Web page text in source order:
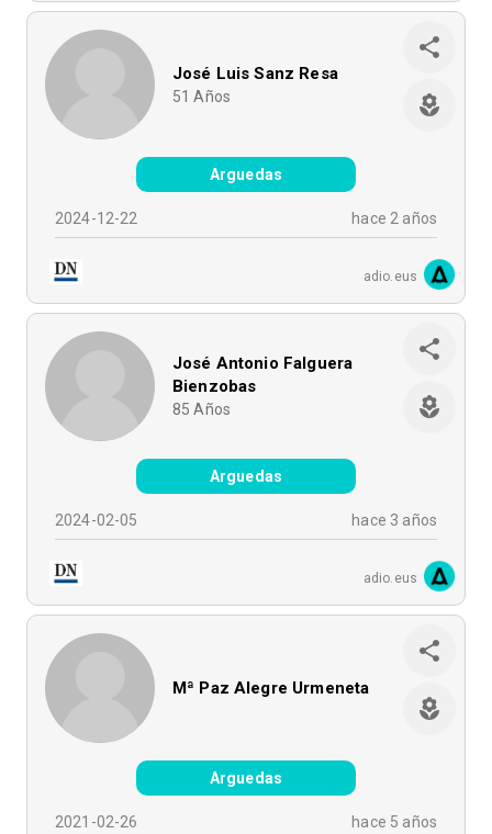
José Luis Sanz Resa
51 Años
Arguedas
2024-12-22 hace 2 años
adio.eus
José Antonio Falguera
Bienzobas
85 Años
Arguedas
2024-02-05 hace 3 años
adio.eus
Mª Paz Alegre Urmeneta
Arguedas
2021-02-26 hace 5 años